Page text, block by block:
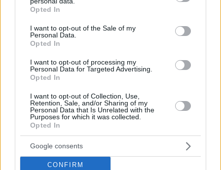
grant or deny consent to Google and its third-party tags to
use your data for below specified purposes in below Google
consent section.
Opted In
I want to opt-out of the Sale of my
Personal Data.
Opted In
I want to opt-out of processing my
Personal Data for Targeted Advertising.
Opted In
I want to opt-out of Collection, Use,
Retention, Sale, and/or Sharing of my
Personal Data that Is Unrelated with the
Purposes for which it was collected.
Opted In
Google consents
CONFIRM